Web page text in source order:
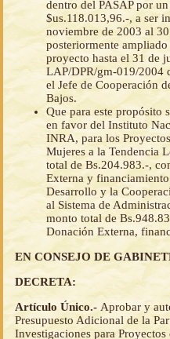
dentro del PASAP por
$us.118.013,96.-, a ser
noviembre de 2003 al
posteriormente
proyecto hasta el 31 de
LAP/DPR/gm-019/2004
el Jefe de Cooperación
Bajos.
Que para este propósito
en favor del Instituto
INRA, para los
Mujeres a la Tendencia
total de Bs.204.983.-,
Externa y
Desarrollo y la
al Sistema de
monto total de
Donación Externa,
EN CONSEJO DE
DECRETA:
Artículo Único.- Aprobar y
Presupuesto Adicional de la
Investigaciones para